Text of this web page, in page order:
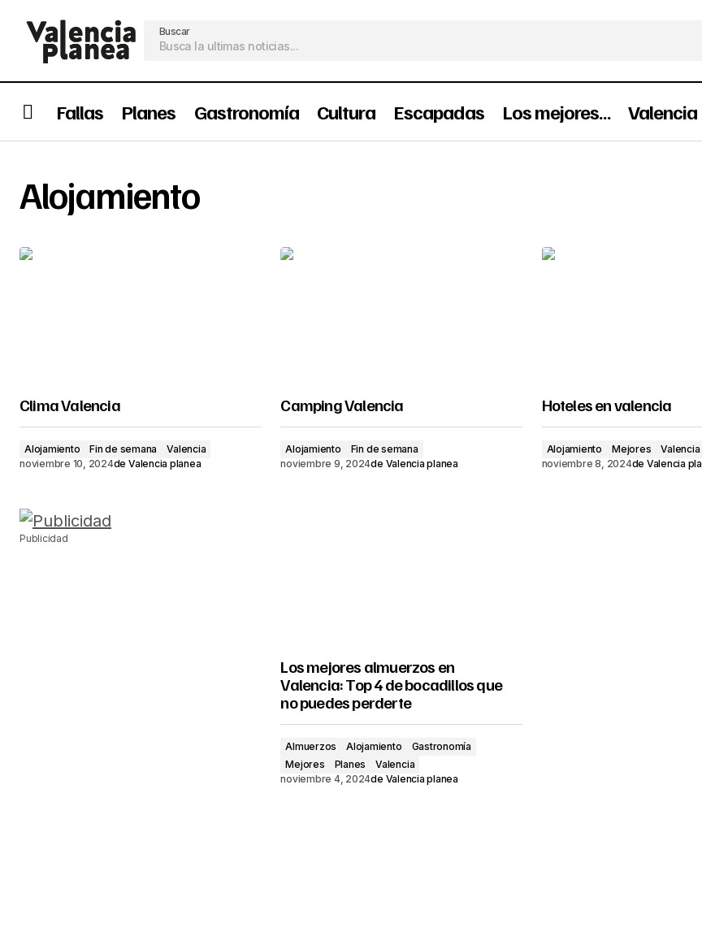
Buscar
Fallas Planes Gastronomía Cultura Escapadas Los mejores… Valencia
Alojamiento
Clima Valencia
Alojamiento Fin de semana
Valencia
noviembre 10, 2024de Valencia planea
Camping Valencia
Alojamiento
Fin de semana
noviembre 9, 2024de Valencia planea
Hoteles en valencia
Alojamiento Mejores
Valencia
noviembre 8, 2024de Valencia
Publicidad
Los mejores almuerzos en
Valencia: Top 4 de bocadillos que
no puedes perderte
Almuerzos Alojamiento
Gastronomía
Mejores
Planes
Valencia
noviembre 4, 2024de Valencia planea